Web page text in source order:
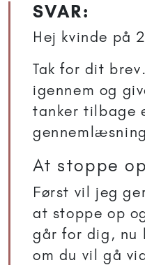
SVAR:
Hej kvinde på
Tak for dit
igennem og
tanker tilbage
At stoppe op
Først vil jeg
at stoppe op
går for dig, nu
om du vil gå